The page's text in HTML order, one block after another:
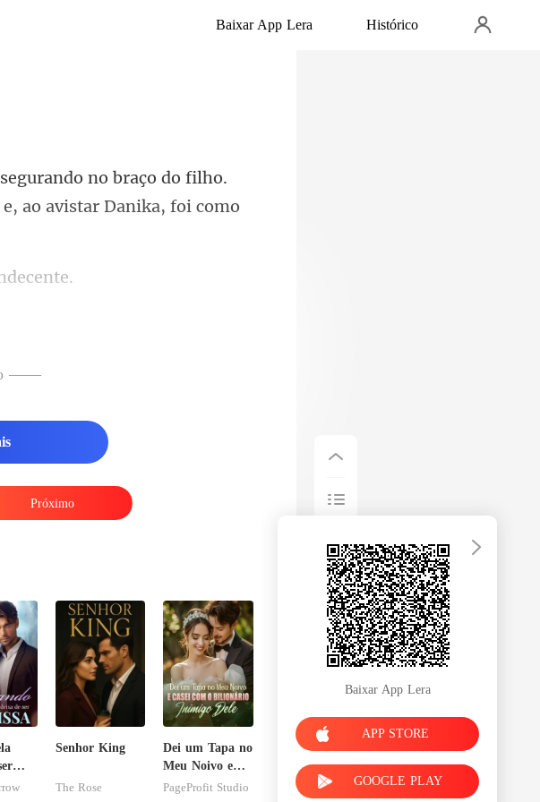
Baixar App Lera Histórico
raço do filho.
——
Próximo
Senhor King
The Rose
Dei um Tapa no
Meu Noivo e
Casei com o
PageProfit Studio
Baixar App Lera
APP STORE
GOOGLE PLAY